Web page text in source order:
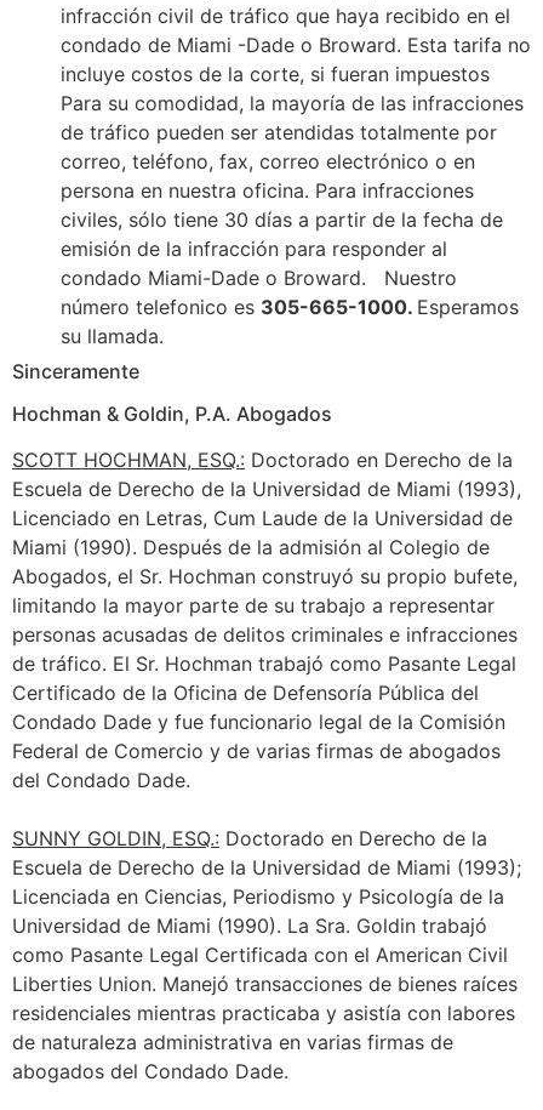
infracción civil de tráfico que haya recibido en el
condado de Miami -Dade o Broward. Esta tarifa no
incluye costos de la corte, si fueran impuestos
Para su comodidad, la mayoría de las infracciones
de tráfico pueden ser atendidas totalmente por
correo, teléfono, fax, correo electrónico o en
persona en nuestra oficina. Para infracciones
civiles, sólo tiene 30 días a partir de la fecha de
emisión de la infracción para responder al
condado Miami-Dade o Broward. Nuestro
número telefonico es 305-665-1000. Esperamos
su llamada.
Sinceramente
Hochman & Goldin, P.A. Abogados
SCOTT HOCHMAN, ESQ.: Doctorado en Derecho de la
Escuela de Derecho de la Universidad de Miami (1993),
Licenciado en Letras, Cum Laude de la Universidad de
Miami (1990). Después de la admisión al Colegio de
Abogados, el Sr. Hochman construyó su propio bufete,
limitando la mayor parte de su trabajo a representar
personas acusadas de delitos criminales e infracciones
de tráfico. El Sr. Hochman trabajó como Pasante Legal
Certificado de la Oficina de Defensoría Pública del
Condado Dade y fue funcionario legal de la Comisión
Federal de Comercio y de varias firmas de abogados
del Condado Dade.
SUNNY GOLDIN, ESQ.: Doctorado en Derecho de la
Escuela de Derecho de la Universidad de Miami (1993);
Licenciada en Ciencias, Periodismo y Psicología de la
Universidad de Miami (1990). La Sra. Goldin trabajó
como Pasante Legal Certificada con el American Civil
Liberties Union. Manejó transacciones de bienes raíces
residenciales mientras practicaba y asistía con labores
de naturaleza administrativa en varias firmas de
abogados del Condado Dade.